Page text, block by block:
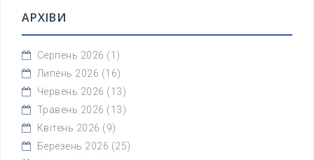
АРХІВИ
Серпень 2026 (1)
Липень 2026 (16)
Червень 2026 (13)
Травень 2026 (13)
Квітень 2026 (9)
Березень 2026 (25)